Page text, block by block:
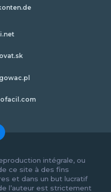
intégrale, ou
ce site à des fins
et dans un but lucratif
l’auteur est strictement